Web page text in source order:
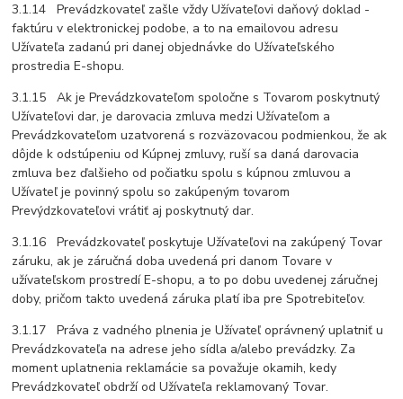
3.1.14 Prevádzkovateľ zašle vždy Užívateľovi daňový doklad -
faktúru v elektronickej podobe, a to na emailovou adresu
Užívateľa zadanú pri danej objednávke do Užívateľského
prostredia E-shopu.
3.1.15 Ak je Prevádzkovateľom spoločne s Tovarom poskytnutý
Užívateľovi dar, je darovacia zmluva medzi Užívateľom a
Prevádzkovateľom uzatvorená s rozväzovacou podmienkou, že ak
dôjde k odstúpeniu od Kúpnej zmluvy, ruší sa daná darovacia
zmluva bez ďalšieho od počiatku spolu s kúpnou zmluvou a
Užívateľ je povinný spolu so zakúpeným tovarom
Prevýdzkovateľovi vrátiť aj poskytnutý dar.
3.1.16 Prevádzkovateľ poskytuje Užívateľovi na zakúpený Tovar
záruku, ak je záručná doba uvedená pri danom Tovare v
užívateľskom prostredí E-shopu, a to po dobu uvedenej záručnej
doby, pričom takto uvedená záruka platí iba pre Spotrebiteľov.
3.1.17 Práva z vadného plnenia je Užívateľ oprávnený uplatniť u
Prevádzkovateľa na adrese jeho sídla a/alebo prevádzky. Za
moment uplatnenia reklamácie sa považuje okamih, kedy
Prevádzkovateľ obdrží od Užívateľa reklamovaný Tovar.